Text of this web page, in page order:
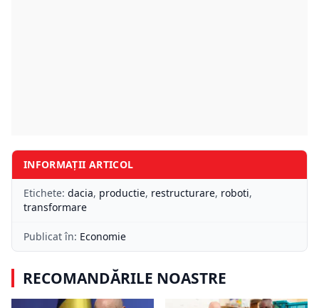
INFORMAȚII ARTICOL
Etichete: dacia, productie, restructurare, roboti,
transformare
Publicat în: Economie
RECOMANDĂRILE NOASTRE